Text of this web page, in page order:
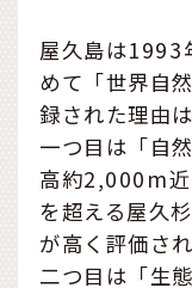
屋久島は1993
めて「世界自
録された理由
一つ目は「自
高約2,000m
を超える屋久
が高く評価さ
二つ目は「生